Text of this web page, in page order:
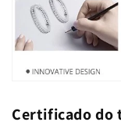
Certificado do